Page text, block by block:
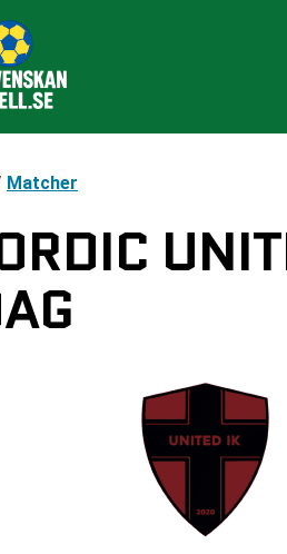
Matcher